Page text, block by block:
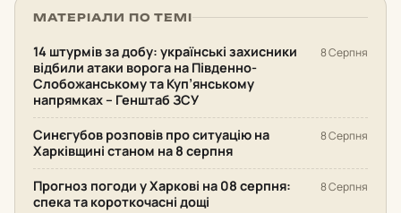
МАТЕРІАЛИ ПО ТЕМІ
14 штурмів за добу: українські захисники
відбили атаки ворога на Південно-
Слобожанському та Куп’янському
напрямках – Генштаб ЗСУ
8 Серпня
Синєгубов розповів про ситуацію на
Харківщині станом на 8 серпня
8 Серпня
Прогноз погоди у Харкові на 08 серпня:
спека та короткочасні дощі
8 Серпня